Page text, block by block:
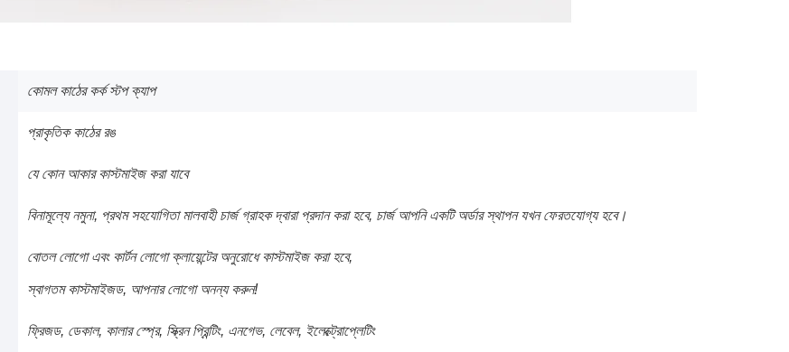
কোমল কাঠের কর্ক স্টপ ক্যাপ
প্রাকৃতিক কাঠের রঙ
যে কোন আকার কাস্টমাইজ করা যাবে
বিনামূল্যে নমুনা, প্রথম সহযোগিতা মালবাহী চার্জ গ্রাহক দ্বারা প্রদান করা হবে, চার্জ আপনি একটি অর্ডার স্থাপন যখন ফেরতযোগ্য হবে।
বোতল লোগো এবং কার্টন লোগো ক্লায়েন্টের অনুরোধে কাস্টমাইজ করা হবে,
স্বাগতম কাস্টমাইজড, আপনার লোগো অনন্য করুন!
ফ্রিজড, ডেকাল, কালার স্প্রে, স্ক্রিন প্রিন্টিং, এনগেভ, লেবেল, ইলেক্ট্রোপ্লেটিং